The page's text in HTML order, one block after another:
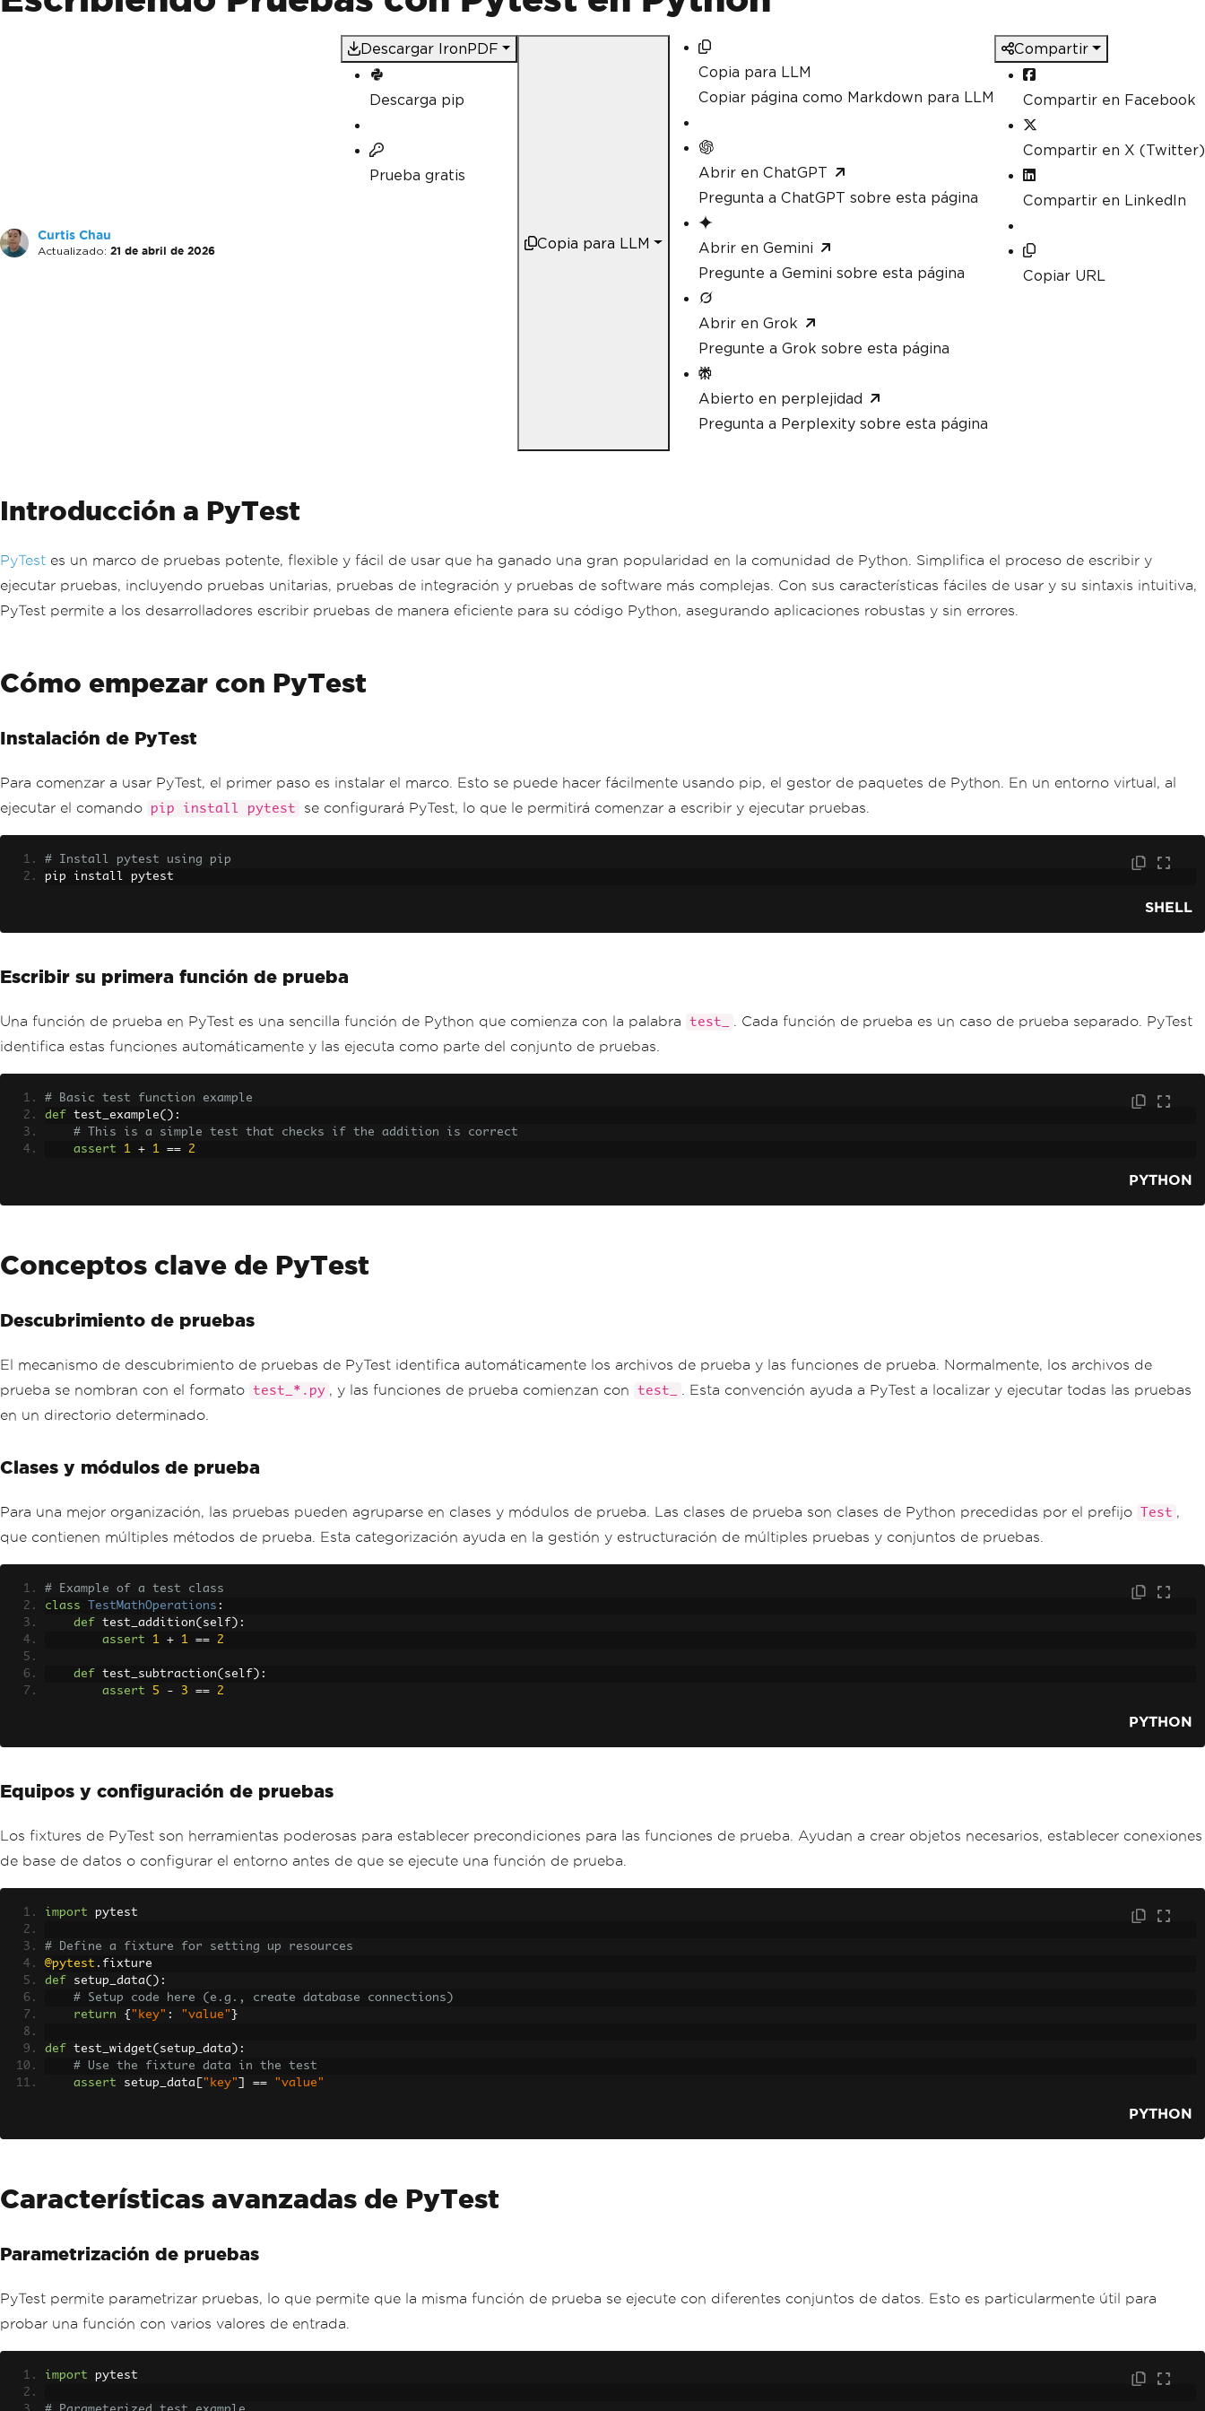
Curtis Chau
Actualizado: 21 de abril de 2026
Descargar IronPDF
Descarga pip
Prueba gratis
Copia para LLM
Copia para LLM
Copiar página como Markdown para LLM
Abrir en ChatGPT
Pregunta a ChatGPT sobre esta página
Abrir en Gemini
Pregunte a Gemini sobre esta página
Abrir en Grok
Pregunte a Grok sobre esta página
Abierto en perplejidad
Pregunta a Perplexity sobre esta página
Compartir
Compartir en Facebook
Compartir en X (Twitter)
Compartir en LinkedIn
Copiar URL
Introducción a PyTest
PyTest es un marco de pruebas potente, flexible y fácil de usar que ha ganado una gran popularidad en la comunidad de Python. Simplifica el proceso de escribir y
ejecutar pruebas, incluyendo pruebas unitarias, pruebas de integración y pruebas de software más complejas. Con sus características fáciles de usar y su sintaxis intuitiva,
PyTest permite a los desarrolladores escribir pruebas de manera eficiente para su código Python, asegurando aplicaciones robustas y sin errores.
Cómo empezar con PyTest
Instalación de PyTest
Para comenzar a usar PyTest, el primer paso es instalar el marco. Esto se puede hacer fácilmente usando pip, el gestor de paquetes de Python. En un entorno virtual, al
ejecutar el comando
pip install pytest se configurará PyTest, lo que le permitirá comenzar a escribir y ejecutar pruebas.
# Install pytest using pip
pip install pytest
SHELL
Escribir su primera función de prueba
Una función de prueba en PyTest es una sencilla función de Python que comienza con la palabra test_
. Cada función de prueba es un caso de prueba separado. PyTest
identifica estas funciones automáticamente y las ejecuta como parte del conjunto de pruebas.
# Basic test function example
def test_example():
# This is a simple test that checks if the addition is correct
assert
1 + 1 == 2
PYTHON
Conceptos clave de PyTest
Descubrimiento de pruebas
El mecanismo de descubrimiento de pruebas de PyTest identifica automáticamente los archivos de prueba y las funciones de prueba. Normalmente, los archivos de
prueba se nombran con el formato test_*.py , y las funciones de prueba comienzan con test_
. Esta convención ayuda a PyTest a localizar y ejecutar todas las pruebas
en un directorio determinado.
Clases y módulos de prueba
Para una mejor organización, las pruebas pueden agruparse en clases y módulos de prueba. Las clases de prueba son clases de Python precedidas por el prefijo Test ,
que contienen múltiples métodos de prueba. Esta categorización ayuda en la gestión y estructuración de múltiples pruebas y conjuntos de pruebas.
# Example of a test class
class
TestMathOperations :
def test_addition( self ):
assert
1 + 1 == 2
def test_subtraction( self ):
assert
5 - 3 == 2
PYTHON
Equipos y configuración de pruebas
Los fixtures de PyTest son herramientas poderosas para establecer precondiciones para las funciones de prueba. Ayudan a crear objetos necesarios, establecer conexiones
de base de datos o configurar el entorno antes de que se ejecute una función de prueba.
import pytest
# Define a fixture for setting up resources
@pytest . fixture
def setup_data():
# Setup code here (e.g., create database connections)
return
{ "key" : "value" }
def test_widget( setup_data ):
# Use the fixture data in the test
assert setup_data "key" == "value"
PYTHON
Características avanzadas de PyTest
Parametrización de pruebas
PyTest permite parametrizar pruebas, lo que permite que la misma función de prueba se ejecute con diferentes conjuntos de datos. Esto es particularmente útil para
probar una función con varios valores de entrada.
import pytest